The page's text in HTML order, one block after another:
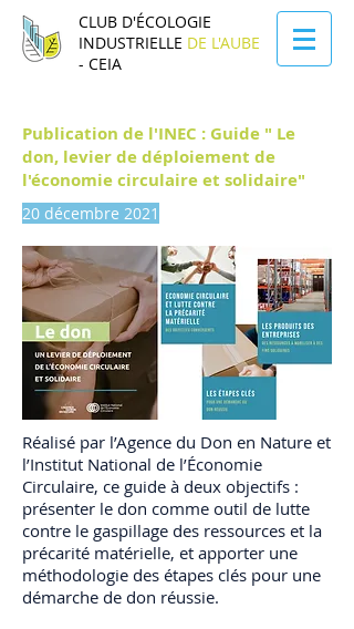
CLUB D'ÉCOLOGIE
INDUSTRIELLE DE L'AUBE
- CEIA
Publication de l'INEC : Guide " Le
don, levier de déploiement de
l'économie circulaire et solidaire"
20 décembre 2021
Réalisé par l’Agence du Don en Nature et
l’Institut National de l’Économie
Circulaire, ce guide à deux objectifs :
présenter le don comme outil de lutte
contre le gaspillage des ressources et la
précarité matérielle, et apporter une
méthodologie des étapes clés pour une
démarche de don réussie.